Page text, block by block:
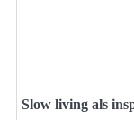
Slow living als